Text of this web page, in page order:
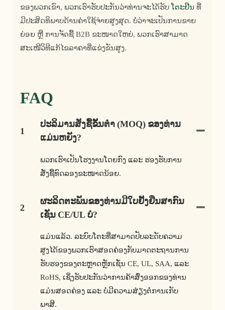
ຂອງພວກເຂົາ, ພວກເຮົາຮັບປະກັນວ່າທ່ານຈະໄດ້ຮັບ ໂຕະຢືນ ທີ່
ມີປະສິດທິພາບດ້ານຄ່າໃຊ້ຈ່າຍສູງສຸດ. ບໍ່ວ່າຈະເປັນການຂາຍ
ຍ່ອຍ ຫຼື ການຈັດຊື້ B2B ຂະໜາດໃຫຍ່, ພວກເຮົາສາມາດ
ສະເໜີວິທີແກ້ໄຂລາຄາທີ່ແຂ່ງຂັນສູງ.
FAQ
1
ປະລິມານສັ່ງຊື້ຂັ້ນຕ່ຳ (MOQ) ຂອງທ່ານ
ແມ່ນຫຍັງ?
ພວກເຮົາເປັນໂຮງງານໂດຍກົງ ແລະ ຮອງຮັບການ
ສັ່ງຊື້ທົດລອງຂະໜາດນ້ອຍ.
2
ຜະລິດຕະພັນຂອງທ່ານມີໃບຢັ້ງຢືນສາກົນ
ເຊັ່ນ CE/UL ບໍ?
ແມ່ນແລ້ວ. ລະບົບໂຕະທີ່ສາມາດປັບລະດັບຄວາມ
ສູງໄດ້ຂອງພວກເຮົາສອດຄ່ອງກັບມາດຕະຖານການ
ຮັບຮອງຂອງຕະຫຼາດຫຼັກເຊັ່ນ CE, UL, SAA, ແລະ
RoHS, ເຊິ່ງຮັບປະກັນວ່າການຄ້າສົ່ງອອກຂອງທ່ານ
ແມ່ນສອດຄ່ອງ ແລະ ບໍ່ມີຄວາມສ່ຽງຕໍ່ການເກັບ
ພາສີ.